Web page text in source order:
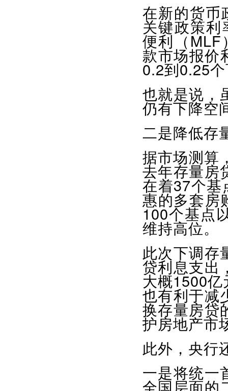
在新的货币
关键政策利
便利（MLF
款市场报价
0.2到0.25
也就是说，
仍有下降空
二是降低存
据市场测算
去年存量房
在着37个基
惠的多套房
100个基点
维持高位。
此次下调存
贷利息支出
大概1500
也有利于减
换存量房贷
护房地产市
此外，央行
一是将统一
全国层面的